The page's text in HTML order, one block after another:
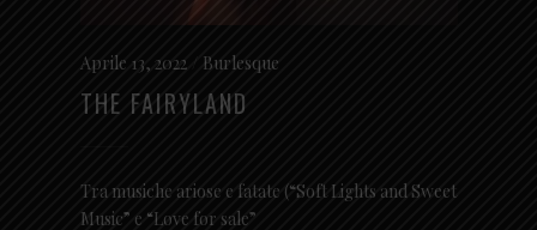
Aprile 13, 2022 Burlesque
THE FAIRYLAND
Tra musiche ariose e fatate (“Soft Lights and Sweet
Music” e “Love for sale”